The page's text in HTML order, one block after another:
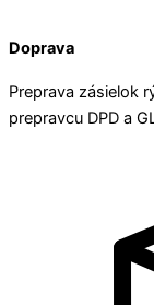
Doprava
Preprava zásielok
prepravcu DPD a